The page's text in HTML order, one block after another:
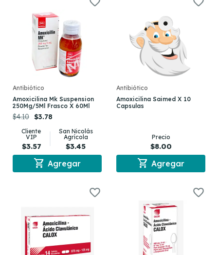
Antibiótico
Amoxicilina Mk Suspension
250Mg/5Ml Frasco X 60Ml
$4.10 $3.78
Cliente
VIP
$3.57
San Nicolás
Agrícola
$3.45
shopping_cart Agregar
Antibiótico
Amoxicilina Saimed X 10
Capsulas
Precio
$8.00
shopping_cart Agregar